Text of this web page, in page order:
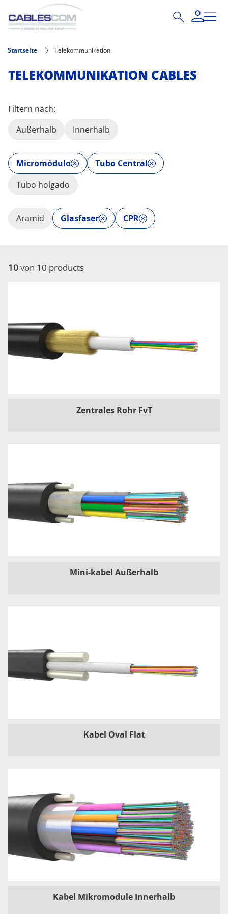
Direkt zum Inhalt
Startseite Telekommunikation
TELEKOMMUNIKATION CABLES
Filtern nach:
Außerhalb
Innerhalb
Micromódulo
Tubo Central
Tubo holgado
Aramid Glasfaser CPR
10von 10 products
Zentrales Rohr FvT
Mini-kabel Außerhalb
Kabel Oval Flat
Kabel Mikromodule Innerhalb